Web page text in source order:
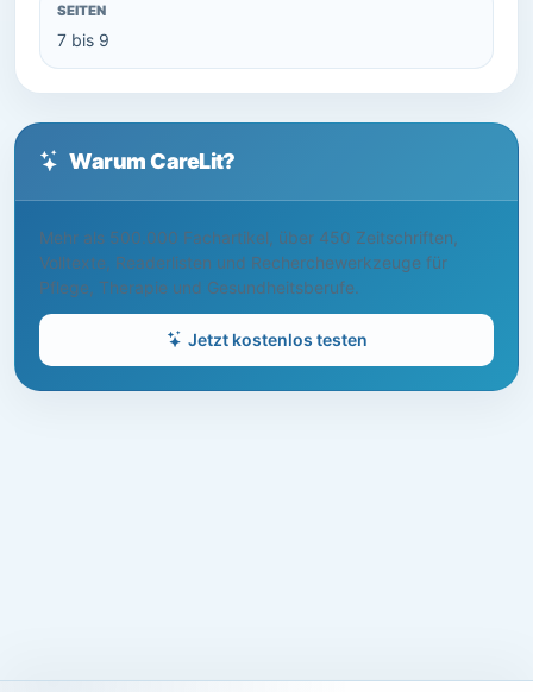
SEITEN
7 bis 9
Warum CareLit?
Mehr als 500.000 Fachartikel, über 450 Zeitschriften,
Volltexte, Readerlisten und Recherchewerkzeuge für
Pflege, Therapie und Gesundheitsberufe.
Jetzt kostenlos testen